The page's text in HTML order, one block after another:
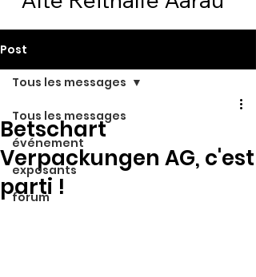
Post
Tous les messages
événement
exposants
forum
Tous les messages
Betschart
Verpackungen AG, c'est
parti !